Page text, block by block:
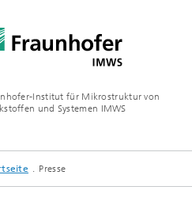
Institut für Mikrostruktur von
und Systemen IMWS
- DAS INSTITUT
Presse